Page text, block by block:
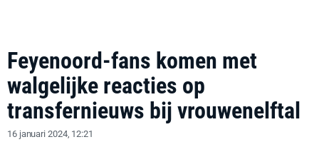
Feyenoord-fans komen met
walgelijke reacties op
transfernieuws bij vrouwenelftal
16 januari 2024, 12:21